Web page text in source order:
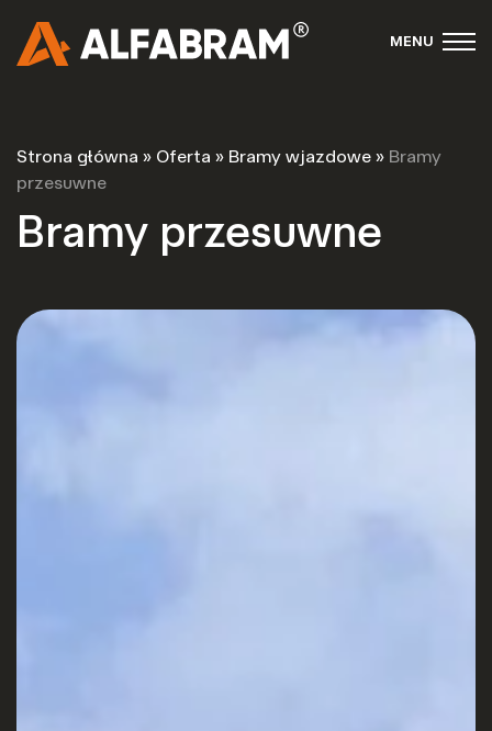
MENU
Strona główna » Oferta » Bramy wjazdowe » Bramy
przesuwne
Bramy przesuwne